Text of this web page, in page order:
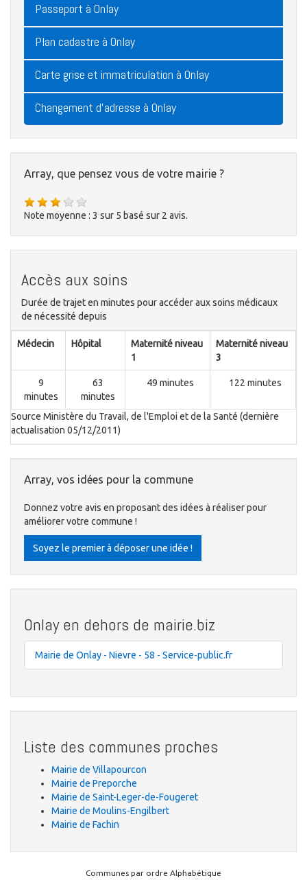
Passeport à Onlay
Plan cadastre à Onlay
Carte grise et immatriculation à Onlay
Changement d'adresse à Onlay
Array, que pensez vous de votre mairie ?
Note moyenne : 3 sur 5 basé sur 2 avis.
Accès aux soins
Durée de trajet en minutes pour accéder aux soins médicaux
de nécessité depuis
Médecin Hôpital
Maternité niveau
1
Maternité niveau
3
9
minutes
63
minutes
49 minutes 122 minutes
Source Ministère du Travail, de l'Emploi et de la Santé (dernière
actualisation 05/12/2011)
Array, vos idées pour la commune
Donnez votre avis en proposant des idées à réaliser pour
améliorer votre commune !
Soyez le premier à déposer une idée !
Onlay en dehors de mairie.biz
Mairie de Onlay - Nievre - 58 - Service-public.fr
Liste des communes proches
Mairie de Villapourcon
Mairie de Preporche
Mairie de Saint-Leger-de-Fougeret
Mairie de Moulins-Engilbert
Mairie de Fachin
Communes par ordre Alphabétique